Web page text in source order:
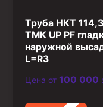
Труба НКТ
ТМК UP PF
наружной
L=R3
Цена от 100 000